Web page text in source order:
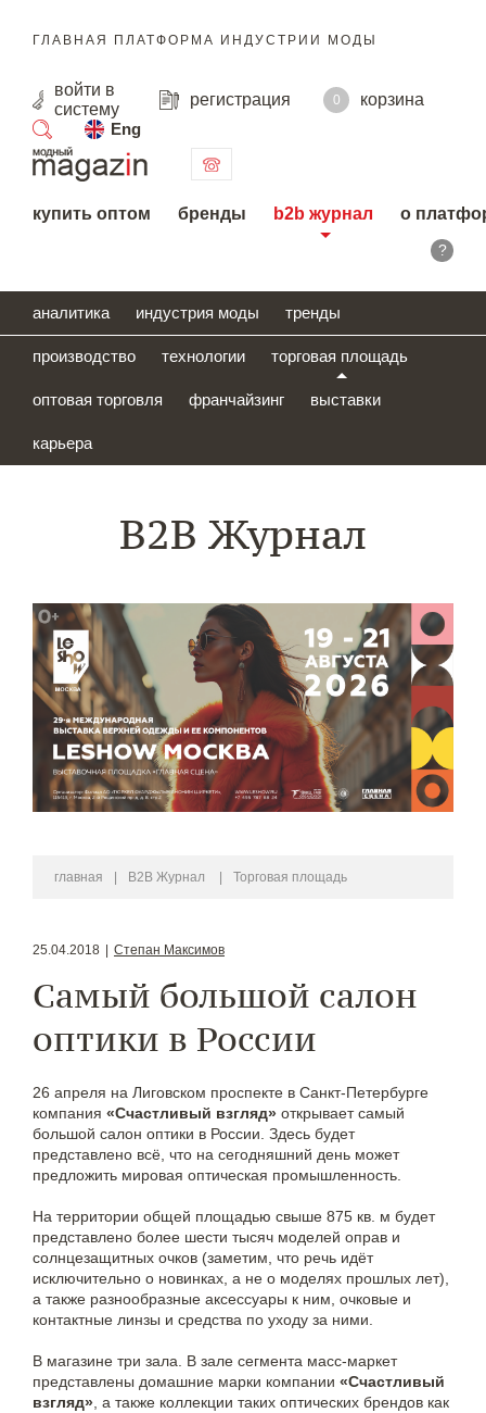
ГЛАВНАЯ ПЛАТФОРМА ИНДУСТРИИ МОДЫ
войти в
систему
регистрация 0
корзина
Eng
поиск
купить оптом бренды b2b журнал о
?
аналитика индустрия моды тренды
производство технологии торговая площадь
оптовая торговля франчайзинг выставки
карьера
B2B Журнал
главная B2B Журнал Торговая площадь
25.04.2018 Степан Максимов
Самый большой салон
оптики в России
26 апреля на Лиговском проспекте в Санкт-Петербурге
компания «Счастливый взгляд» открывает самый
большой салон оптики в России. Здесь будет
представлено всё, что на сегодняшний день может
предложить мировая оптическая промышленность.
На территории общей площадью свыше 875 кв. м будет
представлено более шести тысяч моделей оправ и
солнцезащитных очков (заметим, что речь идёт
исключительно о новинках, а не о моделях прошлых лет),
а также разнообразные аксессуары к ним, очковые и
контактные линзы и средства по уходу за ними.
В магазине три зала. В зале сегмента масс-маркет
представлены домашние марки компании «Счастливый
взгляд» , а также коллекции таких оптических брендов как